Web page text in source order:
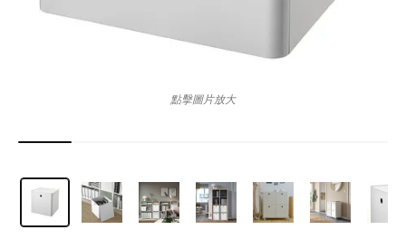
點擊圖片放大